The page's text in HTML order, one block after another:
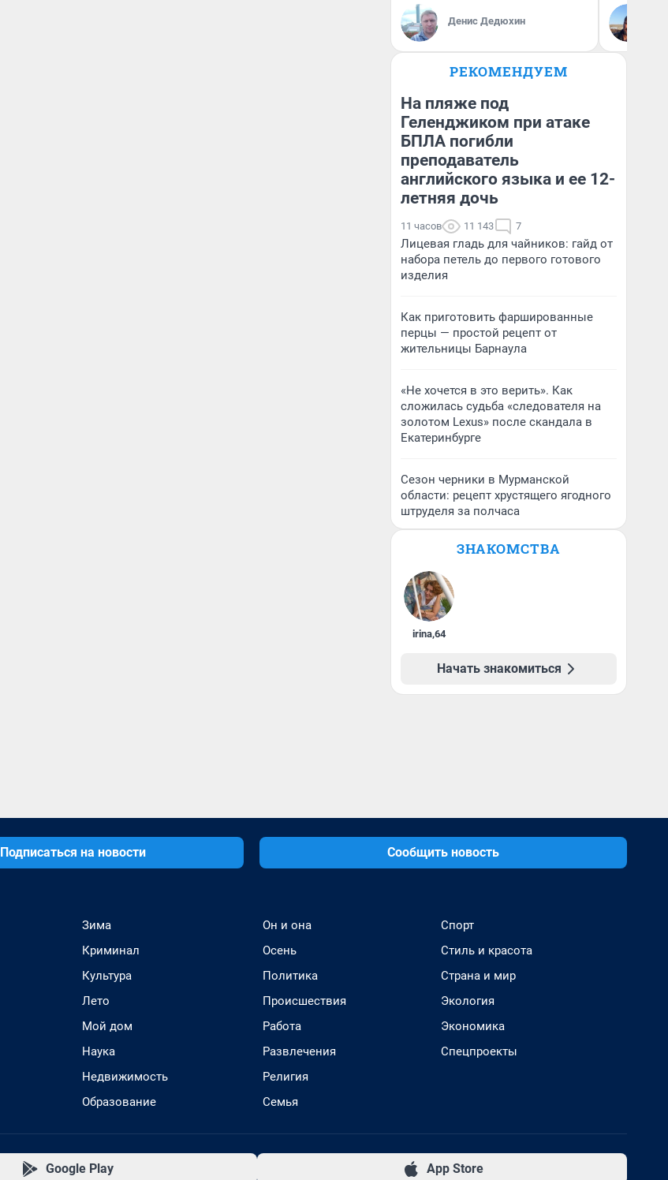
Денис Дедюхин
РЕКОМЕНДУЕМ
На пляже под
Геленджиком при атаке
БПЛА погибли
преподаватель
английского языка и ее 12-
летняя дочь
11 часов 11 143 7
Лицевая гладь для чайников: гайд от
набора петель до первого готового
изделия
Как приготовить фаршированные
перцы — простой рецепт от
жительницы Барнаула
«Не хочется в это верить». Как
сложилась судьба «следователя на
золотом Lexus» после скандала в
Екатеринбурге
Сезон черники в Мурманской
области: рецепт хрустящего ягодного
штруделя за полчаса
ЗНАКОМСТВА
irina,64
Начать знакомиться
Подписаться на новости Сообщить новость
Зима
Криминал
Культура
Лето
Мой дом
Наука
Недвижимость
Образование
Он и она
Осень
Политика
Происшествия
Работа
Развлечения
Религия
Семья
Спорт
Стиль и красота
Страна и мир
Экология
Экономика
Спецпроекты
Google Play App Store